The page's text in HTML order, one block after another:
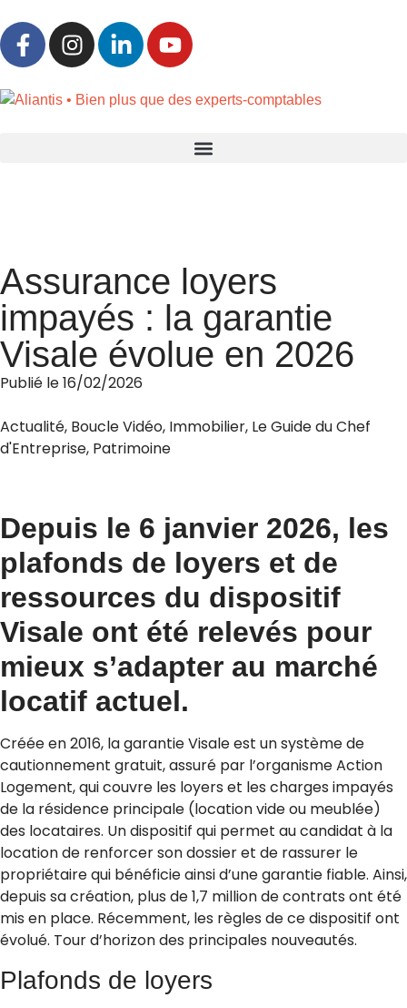
Assurance loyers
impayés : la garantie
Visale évolue en 2026
Publié le16/02/2026
Actualité, Boucle Vidéo, Immobilier, Le Guide du Chef
d'Entreprise, Patrimoine
Depuis le 6 janvier 2026, les
plafonds de loyers et de
ressources du dispositif
Visale ont été relevés pour
mieux s’adapter au marché
locatif actuel.
Créée en 2016, la garantie Visale est un système de
cautionnement gratuit, assuré par l’organisme Action
Logement, qui couvre les loyers et les charges impayés
de la résidence principale (location vide ou meublée)
des locataires. Un dispositif qui permet au candidat à la
location de renforcer son dossier et de rassurer le
propriétaire qui bénéficie ainsi d’une garantie fiable. Ainsi,
depuis sa création, plus de 1,7 million de contrats ont été
mis en place. Récemment, les règles de ce dispositif ont
évolué. Tour d’horizon des principales nouveautés.
Plafonds de loyers